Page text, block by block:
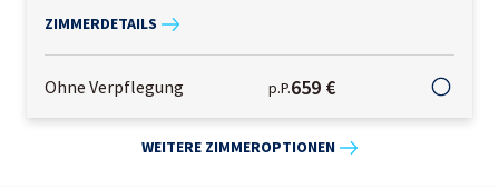
ZIMMERDETAILS
Ohne Verpflegung p.P.659 €
WEITERE ZIMMEROPTIONEN